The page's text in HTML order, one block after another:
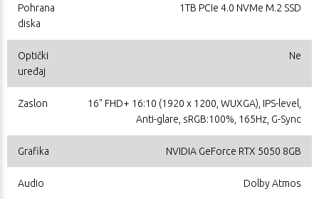
Pohrana
diska
1TB PCIe 4.0 NVMe M.2 SSD
Optički
uređaj
Ne
Zaslon
16" FHD+ 16:10 (1920 x 1200, WUXGA), IPS-level,
Anti-glare, sRGB:100%, 165Hz, G-Sync
Grafika NVIDIA GeForce RTX 5050 8GB
Audio Dolby Atmos